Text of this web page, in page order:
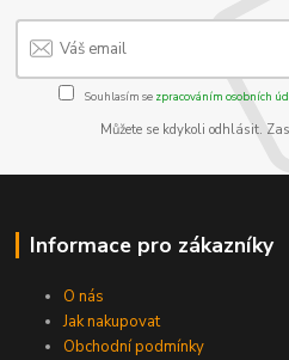
Souhlasím se zpracováním osobních
Můžete se kdykoli odhlásit.
Informace pro zákazníky
O nás
Jak nakupovat
Obchodní podmínky